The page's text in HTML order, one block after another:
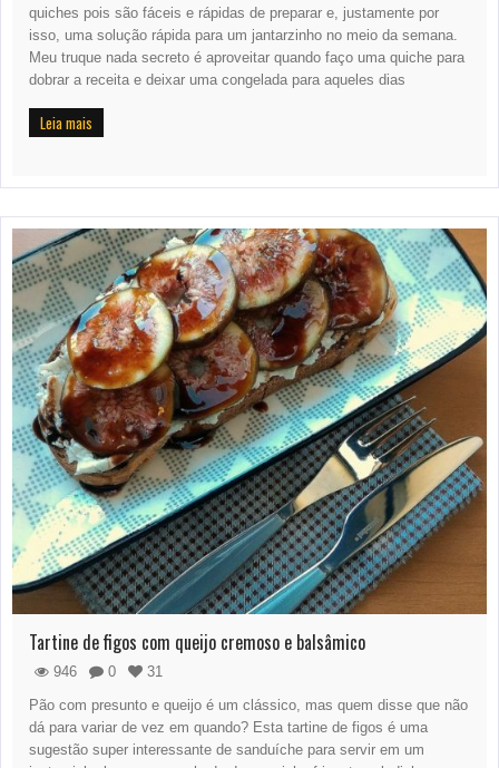
quiches pois são fáceis e rápidas de preparar e, justamente por
isso, uma solução rápida para um jantarzinho no meio da semana.
Meu truque nada secreto é aproveitar quando faço uma quiche para
dobrar a receita e deixar uma congelada para aqueles dias
Leia mais
Tartine de figos com queijo cremoso e balsâmico
946 0
31
Pão com presunto e queijo é um clássico, mas quem disse que não
dá para variar de vez em quando? Esta tartine de figos é uma
sugestão super interessante de sanduíche para servir em um